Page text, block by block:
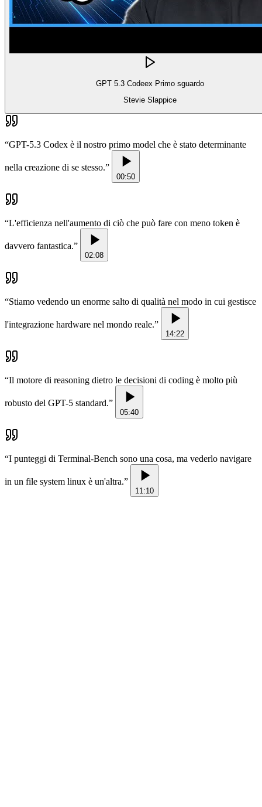
GPT 5.3 Codeex Primo sguardo
Stevie Slappice
“GPT-5.3 Codex è il nostro primo model che è stato determinante
nella creazione di se stesso.”
00:50
“L'efficienza nell'aumento di ciò che può fare con meno token è
davvero fantastica.”
02:08
“Stiamo vedendo un enorme salto di qualità nel modo in cui gestisce
l'integrazione hardware nel mondo reale.”
14:22
“Il motore di reasoning dietro le decisioni di coding è molto più
robusto del GPT-5 standard.”
05:40
“I punteggi di Terminal-Bench sono una cosa, ma vederlo navigare
in un file system linux è un'altra.”
11:10